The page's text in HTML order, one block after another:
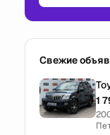
Свежие
1